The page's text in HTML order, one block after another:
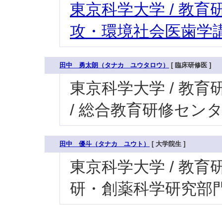
東京科学大学 / 教育
攻・環境社会医歯学
田中 勇太朗（タナカ ユウタロウ） [ 臨床研修医 ]
東京科学大学 / 教育
/ 総合教育研修セン
田中 優斗（タナカ ユウト） [ 大学院生 ]
東京科学大学 / 教育
研・創薬科学研究部